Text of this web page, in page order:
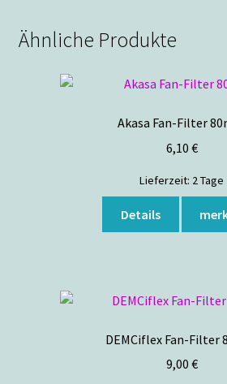
Ähnliche Produkte
Akasa Fan-Filter
6,10 €
Lieferzeit: 2 Tage
Details
DEMCiflex Fan-Filter
9,00 €